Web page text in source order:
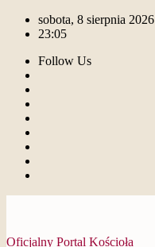
sobota, 8 sierpnia 2026
23:05
Follow Us
Oficjalny Portal Kościoła